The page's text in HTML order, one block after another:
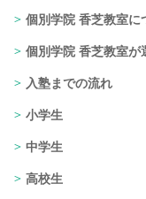
個別学院 香芝教室に
個別学院 香芝教室が
入塾までの流れ
小学生
中学生
高校生